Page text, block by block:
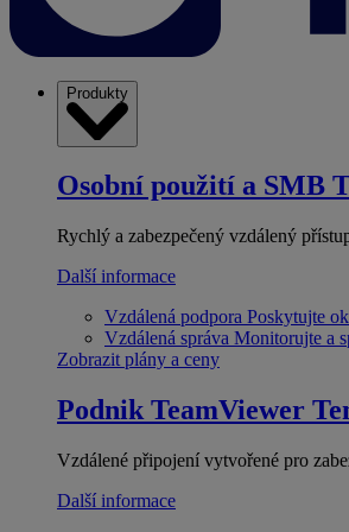
Produkty
Osobní použití a SMB
Rychlý a zabezpečený vzdálený
Další informace
Vzdálená podpora Poskytujte
Vzdálená správa Monitorujte a
Zobrazit plány a ceny
Podnik TeamViewer
Vzdálené připojení vytvořené pro
Další informace